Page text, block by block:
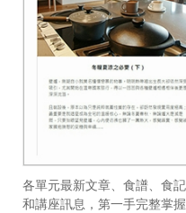
各單元最新文章、食譜、食
和講座訊息，第一手完整掌握